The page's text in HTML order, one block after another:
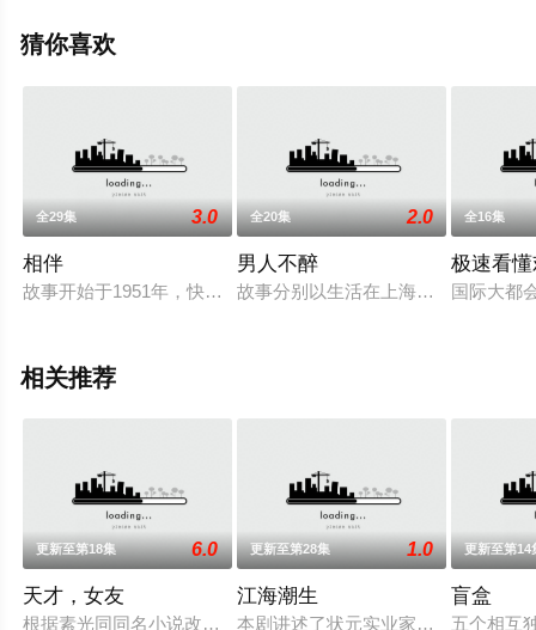
至豆瓣电视剧、电视猫或剧情网等平台了解。
猜你喜欢
全29集 3.0
相伴
故事开始于1951年，快书艺人巩天棚（张国立 饰）在师父走上
全20集 2.0
男人不醉
故事分别以生活在上海的八个青年
全16集
极速看
国际大都
相关推荐
更新至第18集 6.0
天才，女友
根据素光同同名小说改编。江逾白长大以后，林知夏忽然对他
更新至第28集 1.0
江海潮生
本剧讲述了状元实业家张謇创办大生
更新至第14
盲盒
五个相互